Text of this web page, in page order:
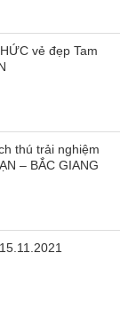
vẻ đẹp Tam
thú trải nghiệm
– BẮC GIANG